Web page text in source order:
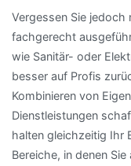
Vergessen Sie jedoch
fachgerecht
wie Sanitär- oder
besser auf Profis
Kombinieren von
Dienstleistungen
halten gleichzeitig Ihr
Bereiche, in denen